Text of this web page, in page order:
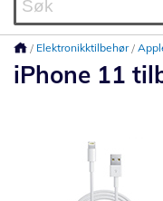
Elektronikktilbehør
iPhone 11